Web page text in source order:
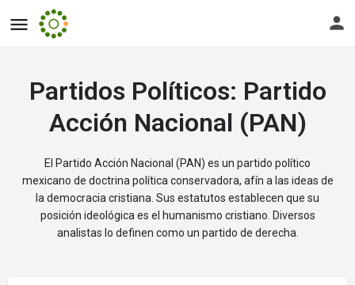
Partidos Políticos: Partido
Acción Nacional (PAN)
El Partido Acción Nacional (PAN) es un partido político
mexicano de doctrina política conservadora, afín a las ideas de
la democracia cristiana. Sus estatutos establecen que su
posición ideológica es el humanismo cristiano. Diversos
analistas lo definen como un partido de derecha.